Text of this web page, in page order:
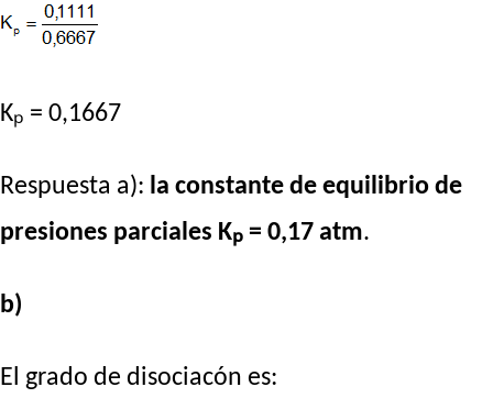
Kₚ = 0,1667
Respuesta a): la constante de equilibrio de
presiones parciales Kₚ = 0,17 atm.
b)
El grado de disociacón es: